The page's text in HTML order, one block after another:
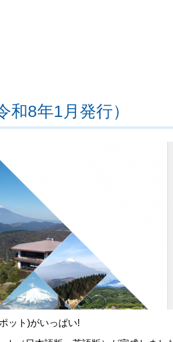
8年1月発行）
ット)がいっぱい!